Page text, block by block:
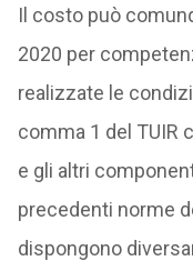
Il costo può
2020 per
realizzate le
comma 1 del TUIR
e gli altri
precedenti norme
dispongono